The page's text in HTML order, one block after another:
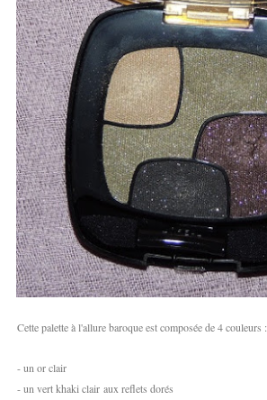
Cette palette à l'allure baroque est composée de 4 couleurs :
- un or clair
- un vert khaki clair aux reflets dorés